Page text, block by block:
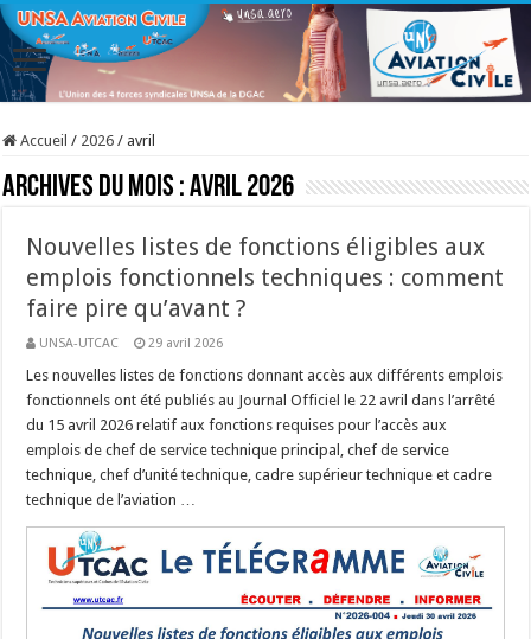
Accueil / 2026 / avril
Archives du mois :avril 2026
Nouvelles listes de fonctions éligibles aux
emplois fonctionnels techniques : comment
faire pire qu’avant ?
UNSA-UTCAC 29 avril 2026
Les nouvelles listes de fonctions donnant accès aux différents emplois
fonctionnels ont été publiés au Journal Officiel le 22 avril dans l’arrêté
du 15 avril 2026 relatif aux fonctions requises pour l’accès aux
emplois de chef de service technique principal, chef de service
technique, chef d’unité technique, cadre supérieur technique et cadre
technique de l’aviation …